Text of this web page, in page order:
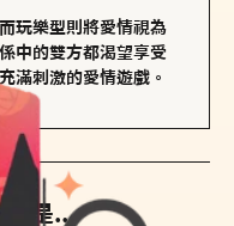
玩樂型則將愛情視為
中的雙方都渴望享受
滿刺激的愛情遊戲。
是...